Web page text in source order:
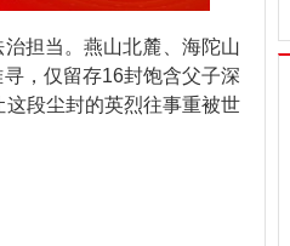
担当。燕山北麓、海陀山
，仅留存16封饱含父子深
段尘封的英烈往事重被世